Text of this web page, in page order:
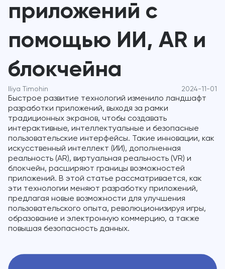
приложений с
помощью ИИ, AR и
блокчейна
Iliya Timohin 2024-11-01
Быстрое развитие технологий изменило ландшафт
разработки приложений, выходя за рамки
традиционных экранов, чтобы создавать
интерактивные, интеллектуальные и безопасные
пользовательские интерфейсы. Такие инновации, как
искусственный интеллект (ИИ), дополненная
реальность (AR), виртуальная реальность (VR) и
блокчейн, расширяют границы возможностей
приложений. В этой статье рассматривается, как
эти технологии меняют разработку приложений,
предлагая новые возможности для улучшения
пользовательского опыта, революционизируя игры,
образование и электронную коммерцию, а также
повышая безопасность данных.